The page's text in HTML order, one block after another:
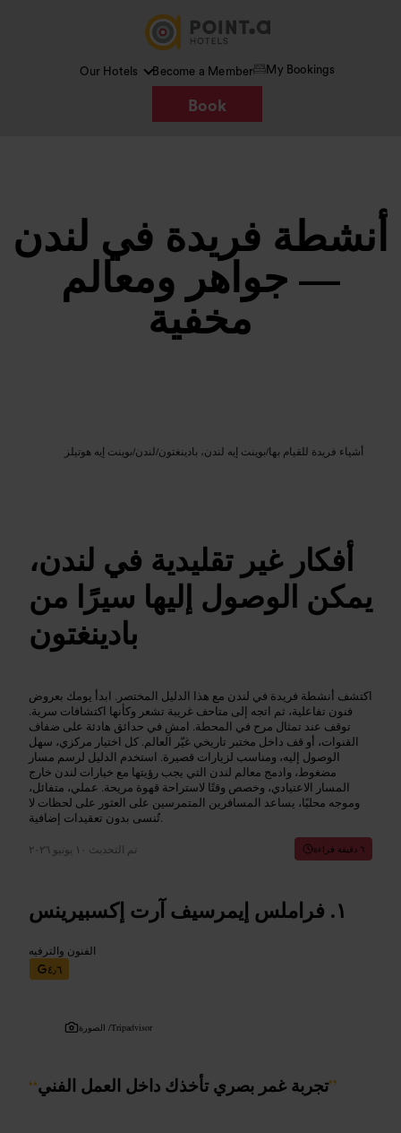
Our Hotels Become a Member My Bookings
Book
أنشطة فريدة في لندن
— جواهر ومعالم
مخفية
بوينت إيه هوتيلز/لندن/بوينت إيه لندن، بادينغتون/أشياء فريدة للقيام بها
أفكار غير تقليدية في لندن،
يمكن الوصول إليها سيرًا من
بادينغتون
اكتشف أنشطة فريدة في لندن مع هذا الدليل المختصر. ابدأ يومك بعروض
فنون تفاعلية، ثم اتجه إلى متاحف غريبة تشعر وكأنها اكتشافات سرية.
توقف عند تمثال مرح في المحطة. امشِ في حدائق هادئة على ضفاف
القنوات، أو قف داخل مختبر تاريخي غيّر العالم. كل اختيار مركزي، سهل
الوصول إليه، ومناسب لزيارات قصيرة. استخدم الدليل لرسم مسار
مضغوط، وادمج معالم لندن التي يجب رؤيتها مع خيارات لندن خارج
المسار الاعتيادي، وخصص وقتًا لاستراحة قهوة مريحة. عملي، متفائل،
وموجه محليًا، يساعد المسافرين المتمرسين على العثور على لحظات لا
تُنسى بدون تعقيدات إضافية.
تم التحديث ١٠ يونيو ٢٠٢٦ ٦ دقيقة قراءة
فراملس إيمرسيف آرت إكسبيرينس
الفنون والترفيه
٤٫٦
الصورة /Tripadvisor
“تجربة غمر بصري تأخذك داخل العمل الفني”